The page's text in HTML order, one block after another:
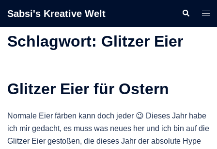
Inhalt
Sabsi's Kreative Welt Suche
Schlagwort: Glitzer Eier
Glitzer Eier für Ostern
Normale Eier färben kann doch jeder 😉 Dieses Jahr habe
ich mir gedacht, es muss was neues her und ich bin auf die
Glitzer Eier gestoßen, die dieses Jahr der absolute Hype